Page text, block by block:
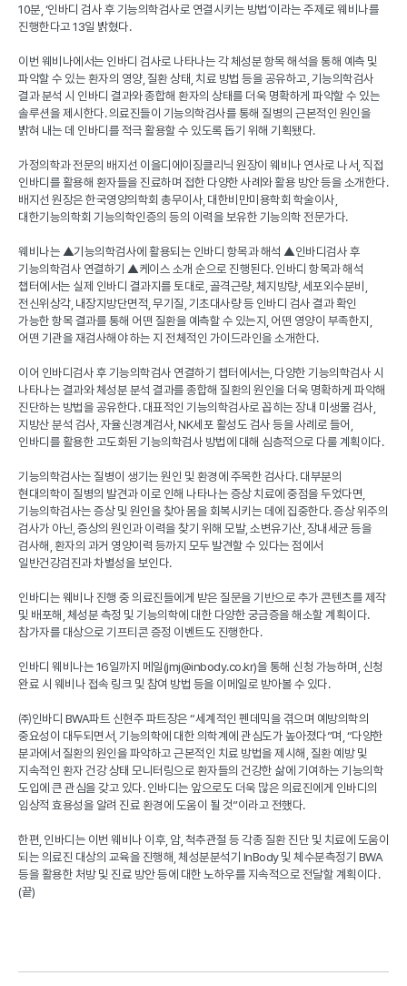
10분 , ‘인바디 검사 후 기능의학검사로 연결시키는 방법’이라는 주제로 웨비나를
진행한다고13일 밝혔다.
이번 웨비나에서는 인바디 검사로 나타나는 각 체성분 항목 해석을 통해 예측 및
파악할 수 있는 환자의 영양, 질환 상태 치료 방법 등을 공유하고 기능의학검사
결과 분석 시 인바디 결과와 종합해 환자의 상태를 더욱 명확하게 파악할 수 있는
솔루션을 제시한다.의료진들이 기능의학검사를 통해 질병의 근본적인 원인을
밝혀 내는 데 인바디를 적극 활용할 수 있도록 돕기 위해 기획됐다.
가정의학과 전문의 배지선 이을디에이징클리닉 원장이 웨비나 연사로 나서 직접
인바디를 활용해 환자들을 진료하며 접한 다양한 사례와 활용 방안 등을 소개한다.
배지선 원장은 한국영양의학회 총무이사 대한비만미용학회 학술이사
대한기능의학회 기능의학인증의 등의 이력을 보유한 기능의학 전문가다.
웨비나는 ▲기능의학검사에 활용되는 인바디 항목과 해석 ▲인바디검사 후
기능의학검사 연결하기 ▲케이스 소개 순으로 진행된다.인바디 항목과 해석
챕터에서는 실제 인바디 결과지를 토대로 골격근량, 체지방량, 세포외수분비
전신위상각, 내장지방단면적 무기질 기초대사량 등 인바디 검사 결과 확인
가능한 항목 결과를 통해 어떤 질환을 예측할 수 있는지 어떤 영양이 부족한지
어떤 기관을 재검사해야 하는 지 전체적인 가이드라인을 소개한다.
이어 인바디검사 후 기능의학검사 연결하기 챕터에서는 다양한 기능의학검사 시
나타나는 결과와 체성분 분석 결과를 종합해 질환의 원인을 더욱 명확하게 파악해
진단하는 방법을 공유한다.대표적인 기능의학검사로 꼽히는 장내 미생물 검사
지방산 분석 검사 자율신경계검사 , NK세포 활성도 검사 등을 사례로 들어
인바디를 활용한 고도화된 기능의학검사 방법에 대해 심층적으로 다룰 계획이다.
기능의학검사는 질병이 생기는 원인 및 환경에 주목한 검사다.대부분의
현대의학이 질병의 발견과 이로 인해 나타나는 증상 치료에 중점을 두었다면
기능의학검사는 증상 및 원인을 찾아 몸을 회복시키는 데에 집중한다.증상 위주의
검사가 아닌 증상의 원인과 이력을 찾기 위해 모발, 소변유기산 장내세균 등을
검사해 환자의 과거 영양이력 등까지 모두 발견할 수 있다는 점에서
일반건강검진과 차별성을 보인다.
인바디는 웨비나 진행 중 의료진들에게 받은 질문을 기반으로 추가 콘텐츠를 제작
및 배포해 체성분 측정 및 기능의학에 대한 다양한 궁금증을 해소할 계획이다.
참가자를 대상으로 기프티콘 증정 이벤트도 진행한다.
인바디 웨비나는16일까지 메일(jmj@inbody.co.kr)을 통해 신청 가능하며 신청
완료 시 웨비나 접속 링크 및 참여 방법 등을 이메일로 받아볼 수 있다.
㈜인바디 BWA파트 신현주 파트장은“세계적인 펜데믹을 겪으며 예방의학의
중요성이 대두되면서 기능의학에 대한 의학계에 관심도가 높아졌다”며 , “다양한
분과에서 질환의 원인을 파악하고 근본적인 치료 방법을 제시해 질환 예방 및
지속적인 환자 건강 상태 모니터링으로 환자들의 건강한 삶에 기여하는 기능의학
도입에 큰 관심을 갖고 있다.인바디는 앞으로도 더욱 많은 의료진에게 인바디의
임상적 효용성을 알려 진료 환경에 도움이 될 것”이라고 전했다.
한편 인바디는 이번 웨비나 이후 암, 척추관절 등 각종 질환 진단 및 치료에 도움이
되는 의료진 대상의 교육을 진행해 체성분분석기 InBody및 체수분측정기 BWA
등을 활용한 처방 및 진료 방안 등에 대한 노하우를 지속적으로 전달할 계획이다.
(끝)